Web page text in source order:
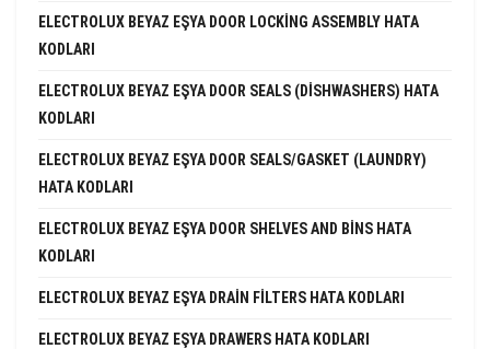
ELECTROLUX BEYAZ EŞYA DOOR LOCKING ASSEMBLY HATA
KODLARI
ELECTROLUX BEYAZ EŞYA DOOR SEALS (DISHWASHERS) HATA
KODLARI
ELECTROLUX BEYAZ EŞYA DOOR SEALS/GASKET (LAUNDRY)
HATA KODLARI
ELECTROLUX BEYAZ EŞYA DOOR SHELVES AND BINS HATA
KODLARI
ELECTROLUX BEYAZ EŞYA DRAIN FILTERS HATA KODLARI
ELECTROLUX BEYAZ EŞYA DRAWERS HATA KODLARI